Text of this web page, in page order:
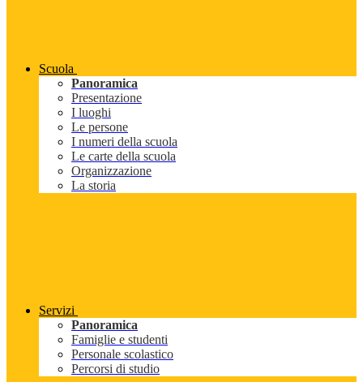
Scuola
Panoramica
Presentazione
I luoghi
Le persone
I numeri della scuola
Le carte della scuola
Organizzazione
La storia
Servizi
Panoramica
Famiglie e studenti
Personale scolastico
Percorsi di studio